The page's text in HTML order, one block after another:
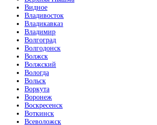
Видное
Владивосток
Владикавказ
Владимир
Волгоград
Волгодонск
Волжск
Волжский
Вологда
Вольск
Воркута
Воронеж
Воскресенск
Воткинск
Всеволожск